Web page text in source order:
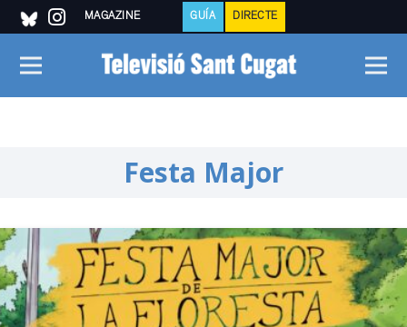
MAGAZINE GUÍA DIRECTE
Festa Major